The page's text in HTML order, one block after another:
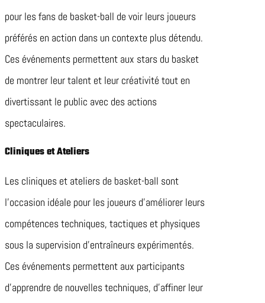
pour les fans de basket-ball de voir leurs joueurs
préférés en action dans un contexte plus détendu.
Ces événements permettent aux stars du basket
de montrer leur talent et leur créativité tout en
divertissant le public avec des actions
spectaculaires.
Cliniques et Ateliers
Les cliniques et ateliers de basket-ball sont
l’occasion idéale pour les joueurs d’améliorer leurs
compétences techniques, tactiques et physiques
sous la supervision d’entraîneurs expérimentés.
Ces événements permettent aux participants
d’apprendre de nouvelles techniques, d’affiner leur